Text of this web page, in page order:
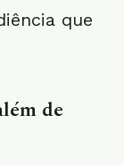
que
de